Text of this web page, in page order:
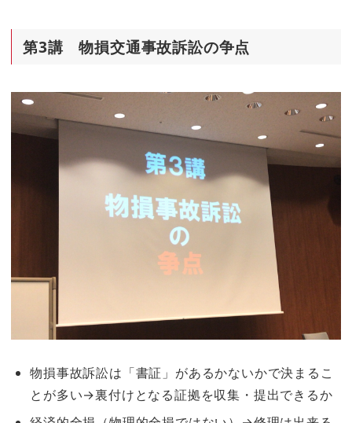
第3講 物損交通事故訴訟の争点
物損事故訴訟は「書証」があるかないかで決まるこ
とが多い→裏付けとなる証拠を収集・提出できるか